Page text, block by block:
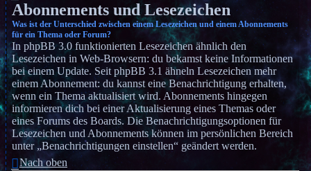
Abonnements und Lesezeichen
Was ist der Unterschied zwischen einem Lesezeichen und einem Abonnements
für ein Thema oder Forum?
In phpBB 3.0 funktionierten Lesezeichen ähnlich den
Lesezeichen in Web-Browsern: du bekamst keine Informationen
bei einem Update. Seit phpBB 3.1 ähneln Lesezeichen mehr
einem Abonnement: du kannst eine Benachrichtigung erhalten,
wenn ein Thema aktualisiert wird. Abonnements hingegen
informieren dich bei einer Aktualisierung eines Themas oder
eines Forums des Boards. Die Benachrichtigungsoptionen für
Lesezeichen und Abonnements können im persönlichen Bereich
unter „Benachrichtigungen einstellen“ geändert werden.
Nach oben